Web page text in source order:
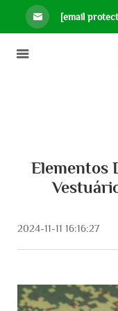
[email
Elementos
2024-11-11 16:16:27